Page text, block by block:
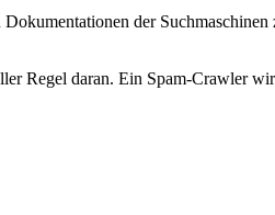
der
Regel daran. Ein Spam-Crawler